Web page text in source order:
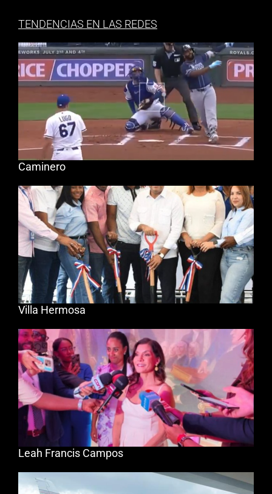
TENDENCIAS EN LAS REDES
Caminero
Villa Hermosa
Leah Francis Campos